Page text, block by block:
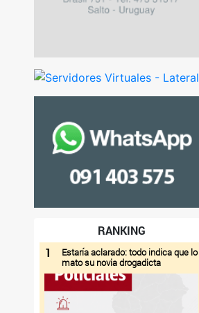
RANKING
1
Estaría aclarado: todo indica que lo
mato su novia drogadicta